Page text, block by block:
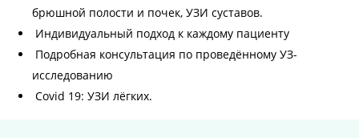
брюшной полости и почек, УЗИ суставов.
Индивидуальный подход к каждому пациенту
Подробная консультация по проведённому УЗ-
исследованию
Covid 19: УЗИ лёгких.